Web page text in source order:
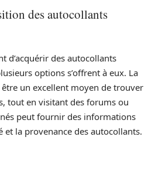
des autocollants
d’acquérir des autocollants
options s’offrent à eux. La
un excellent moyen de trouver
tout en visitant des forums ou
peut fournir des informations
la provenance des autocollants.